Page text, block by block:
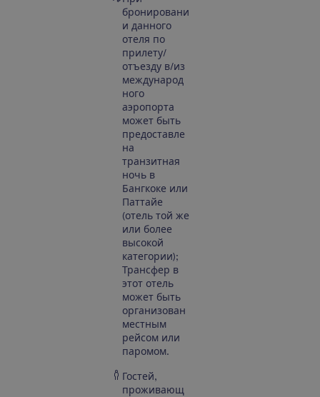
бронировани
и данного
отеля по
прилету/
отъезду в/из
международ
ного
аэропорта
может быть
предоставле
на ​​
транзитная
ночь в
Бангкоке или
Паттайе
(отель той же
или более
высокой
категории);
Трансфер в
этот отель
может быть
организован
местным
рейсом или
паромом.
Гостей,
проживающ